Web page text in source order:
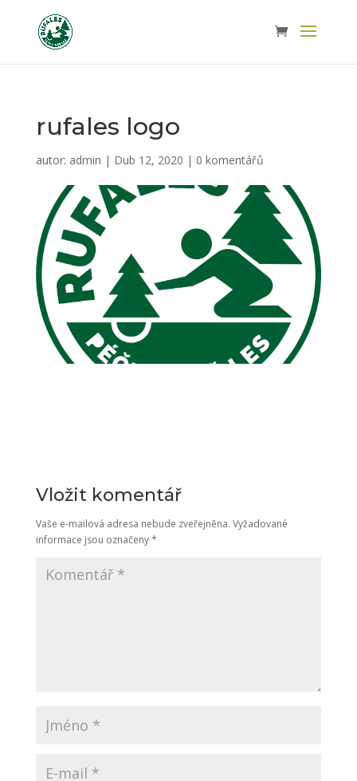
rufales logo
autor: admin | Dub 12, 2020 | 0 komentářů
Vložit komentář
Vaše e-mailová adresa nebude zveřejněna. Vyžadované
informace jsou označeny*